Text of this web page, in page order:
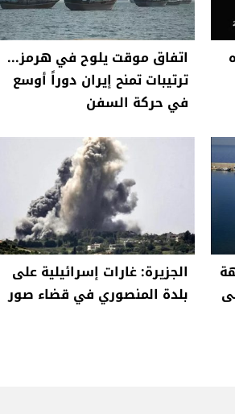
اتفاق موقت يلوح في هرمز...
ترتيبات تمنح إيران دوراً أوسع
في حركة السفن
الجزيرة: غارات إسرائيلية على
بلدة المنصوري في قضاء صور